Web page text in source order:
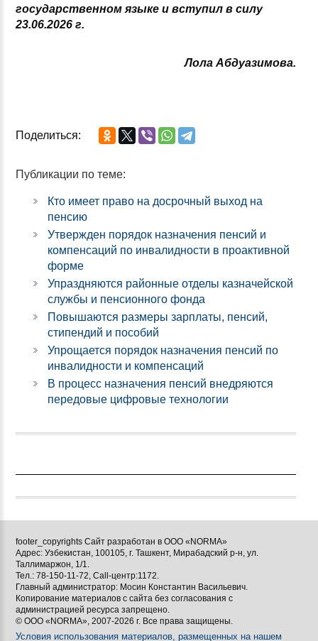
государственном языке и вступил в силу
23.06.2026 г.
Лола Абдуазимова.
Поделиться:
Публикации по теме:
Кто имеет право на досрочный выход на
пенсию
Утвержден порядок назначения пенсий и
компенсаций по инвалидности в проактивной
форме
Упраздняются районные отделы казначейской
службы и пенсионного фонда
Повышаются размеры зарплаты, пенсий,
стипендий и пособий
Упрощается порядок назначения пенсий по
инвалидности и компенсаций
В процесс назначения пенсий внедряются
передовые цифровые технологии
footer_copyrights Сайт разработан в ООО «NORMA»
Адрес: Узбекистан, 100105, г. Ташкент, Мирабадский р-н, ул.
Таллимаржон, 1/1.
Тел.: 78-150-11-72, Call-центр:1172.
Главный администратор: Мосин Константин Васильевич.
Копирование материалов с сайта без согласования с
администрацией ресурса запрещено.
© ООО «NORMA», 2007-2026 г. Все права защищены.
Условия использования материалов, размещенных на нашем